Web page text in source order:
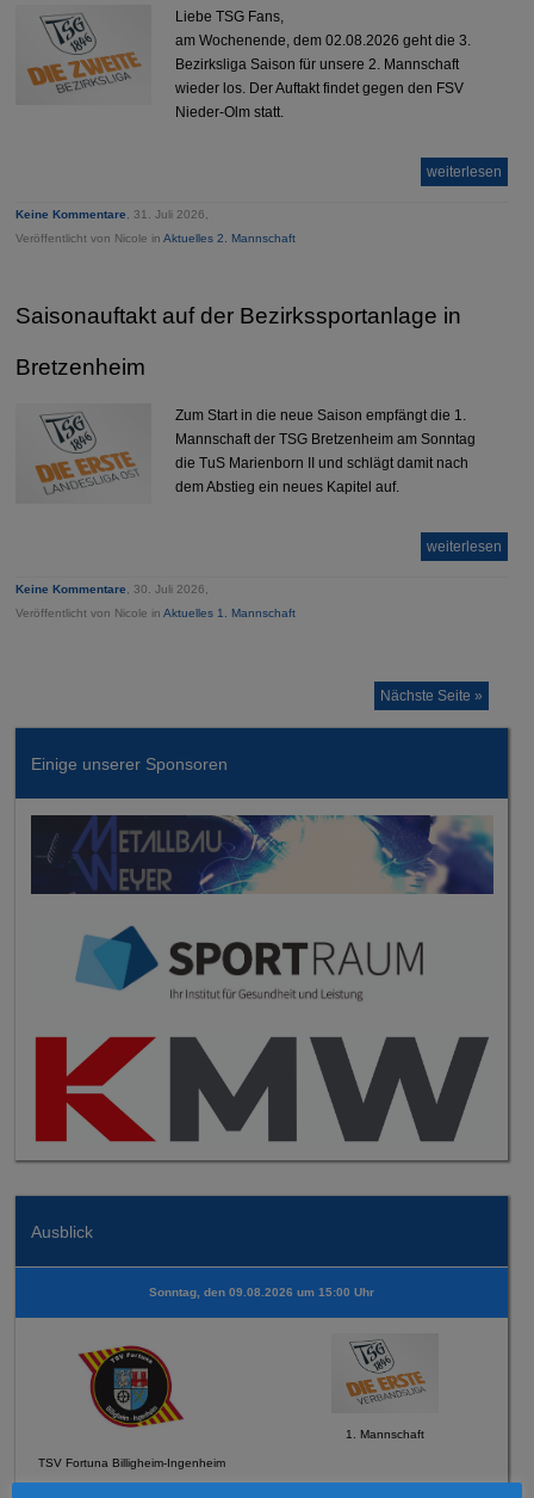
Liebe TSG Fans,
am Wochenende, dem 02.08.2026 geht die 3.
Bezirksliga Saison für unsere 2. Mannschaft
wieder los. Der Auftakt findet gegen den FSV
Nieder-Olm statt.
weiterlesen
Keine Kommentare
, 31. Juli 2026,
Veröffentlicht von Nicole inAktuelles 2. Mannschaft
Saisonauftakt auf der Bezirkssportanlage in
Bretzenheim
Zum Start in die neue Saison empfängt die 1.
Mannschaft der TSG Bretzenheim am Sonntag
die TuS Marienborn II und schlägt damit nach
dem Abstieg ein neues Kapitel auf.
weiterlesen
Keine Kommentare
, 30. Juli 2026,
Veröffentlicht von Nicole inAktuelles 1. Mannschaft
Nächste Seite »
Einige unserer Sponsoren
Ausblick
Sonntag, den 09.08.2026 um 15:00 Uhr
TSV Fortuna Billigheim-Ingenheim
1. Mannschaft